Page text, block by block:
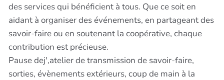
des services qui bénéficient à tous. Que ce soit en
aidant à organiser des événements, en partageant des
savoir-faire ou en soutenant la coopérative, chaque
contribution est précieuse.
Pause dej',atelier de transmission de savoir-faire,
sorties, évènements extérieurs, coup de main à la